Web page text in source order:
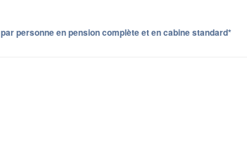
par personne en pension complète et en cabine standard*